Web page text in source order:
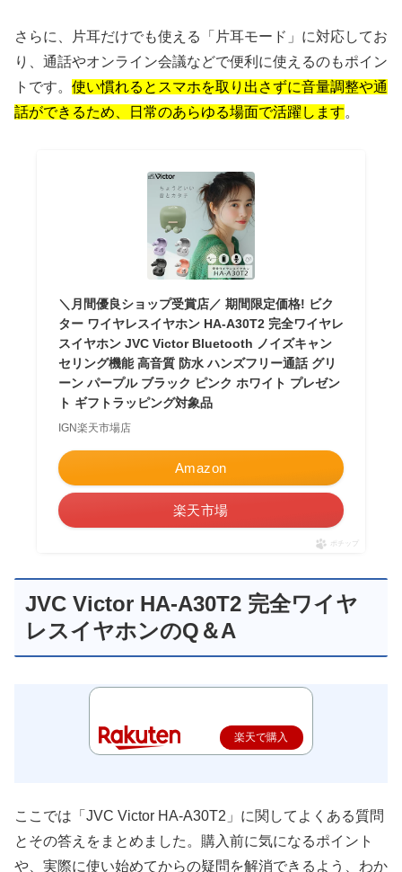
さらに、片耳だけでも使える「片耳モード」に対応してお
り、通話やオンライン会議などで便利に使えるのもポイン
トです。 使い慣れるとスマホを取り出さずに音量調整や通
話ができるため、日常のあらゆる場面で活躍します。
＼月間優良ショップ受賞店／ 期間限定価格! ビク
ター ワイヤレスイヤホン HA-A30T2 完全ワイヤレ
スイヤホン JVC Victor Bluetooth ノイズキャン
セリング機能 高音質 防水 ハンズフリー通話 グリ
ーン パープル ブラック ピンク ホワイト プレゼン
ト ギフトラッピング対象品
IGN楽天市場店
Amazon
楽天市場
ポチップ
JVC Victor HA-A30T2 完全ワイヤ
レスイヤホンのQ＆A
楽天で購入
ここでは「JVC Victor HA-A30T2」に関してよくある質問
とその答えをまとめました。購入前に気になるポイント
や、実際に使い始めてからの疑問を解消できるよう、わか